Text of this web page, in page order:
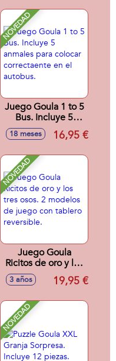
NOVEDAD
Juego Goula 1 to 5
Bus. Incluye 5
anmales para
colocar
autobus.
18 meses 16,95 €
NOVEDAD
Juego Goula
Ricitos de oro y los
tres osos. 2
modelos de juego
reversible.
3 años 19,95 €
NOVEDAD